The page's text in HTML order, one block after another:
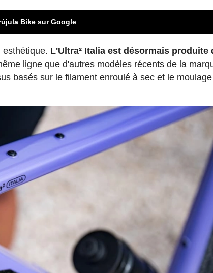
Bike sur Google
esthétique. L'Ultra² Italia est désormais produite
ligne que d'autres modèles récents de la
basés sur le filament enroulé à sec et le